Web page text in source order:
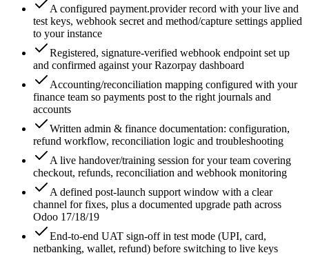
A configured payment.provider record with your live and
test keys, webhook secret and method/capture settings applied
to your instance
Registered, signature-verified webhook endpoint set up
and confirmed against your Razorpay dashboard
Accounting/reconciliation mapping configured with your
finance team so payments post to the right journals and
accounts
Written admin & finance documentation: configuration,
refund workflow, reconciliation logic and troubleshooting
A live handover/training session for your team covering
checkout, refunds, reconciliation and webhook monitoring
A defined post-launch support window with a clear
channel for fixes, plus a documented upgrade path across
Odoo 17/18/19
End-to-end UAT sign-off in test mode (UPI, card,
netbanking, wallet, refund) before switching to live keys